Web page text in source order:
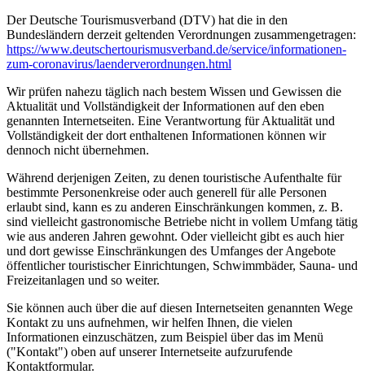
Der Deutsche Tourismusverband (DTV) hat die in den
Bundesländern derzeit geltenden Verordnungen zusammengetragen:
https://www.deutscher­tourismusverband.de/­service/­informationen-
zum-coronavirus/­laenderverordnungen.html
Wir prüfen nahezu täglich nach bestem Wissen und Gewissen die
Aktualität und Vollständigkeit der Informationen auf den eben
genannten Internetseiten. Eine Verantwortung für Aktualität und
Vollständigkeit der dort enthaltenen Informationen können wir
dennoch nicht übernehmen.
Während derjenigen Zeiten, zu denen touristische Aufenthalte für
bestimmte Personenkreise oder auch generell für alle Personen
erlaubt sind, kann es zu anderen Einschränkungen kommen, z. B.
sind vielleicht gastronomische Betriebe nicht in vollem Umfang tätig
wie aus anderen Jahren gewohnt. Oder vielleicht gibt es auch hier
und dort gewisse Einschränkungen des Umfanges der Angebote
öffentlicher touristischer Einrichtungen, Schwimmbäder, Sauna- und
Freizeitanlagen und so weiter.
Sie können auch über die auf diesen Internetseiten genannten Wege
Kontakt zu uns aufnehmen, wir helfen Ihnen, die vielen
Informationen einzuschätzen, zum Beispiel über das im Menü
("Kontakt") oben auf unserer Internetseite aufzurufende
Kontaktformular.